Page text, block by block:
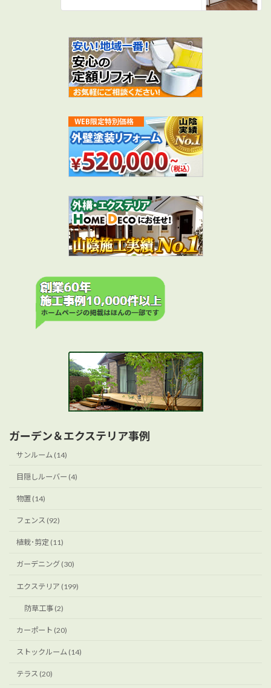
ガーデン＆エクステリア事例
サンルーム (14)
目隠しルーバー (4)
物置 (14)
フェンス (92)
植栽･剪定 (11)
ガーデニング (30)
エクステリア (199)
防草工事 (2)
カーポート (20)
ストックルーム (14)
テラス (20)